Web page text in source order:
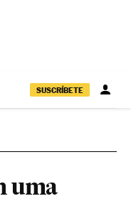
SUSCRÍBETE
uma